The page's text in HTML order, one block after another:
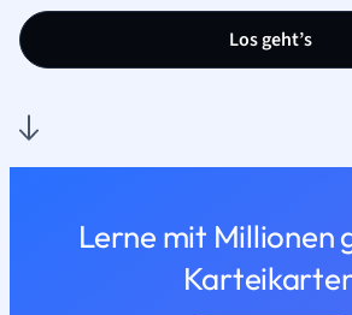
Los geht’s
Lerne mit Millionen